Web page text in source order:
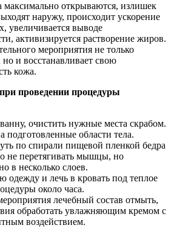
открываются, излишек
наружу, происходит ускорение
увеличивается выводе
активизируется растворение жиров.
мероприятия не только
и восстанавливает свою
кожа.
проведении процедуры
очистить нужные места скрабом.
подготовленные области тела.
по спирали пищевой пленкой бедра
не перетягивать мышцы, но
в несколько слоев.
одежду и лечь в кровать под теплое
около часа.
лечебный состав отмыть,
обработать увлажняющим кремом с
воздействием.